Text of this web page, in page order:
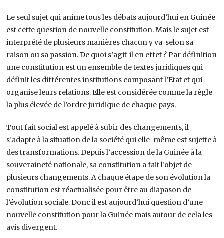
Le seul sujet qui anime tous les débats aujourd’hui en Guinée
est cette question de nouvelle constitution. Mais le sujet est
interprété de plusieurs manières chacun y va selon sa
raison ou sa passion. De quoi s’agit-il en effet ? Par définition
une constitution est un ensemble de textes juridiques qui
définit les différentes institutions composant l’Etat et qui
organise leurs relations. Elle est considérée comme la règle
la plus élevée de l’ordre juridique de chaque pays.
Tout fait social est appelé à subir des changements, il
s’adapte à la situation de la société qui elle-même est sujette à
des transformations. Depuis l’accession de la Guinée à la
souveraineté nationale, sa constitution a fait l’objet de
plusieurs changements. A chaque étape de son évolution la
constitution est réactualisée pour être au diapason de
l’évolution sociale. Donc il est aujourd’hui question d’une
nouvelle constitution pour la Guinée mais autour de cela les
avis divergent.